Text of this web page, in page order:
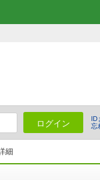
ログイン
ID
忘
細